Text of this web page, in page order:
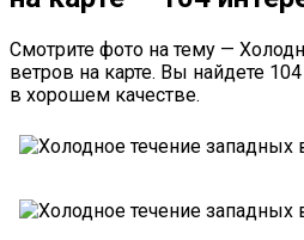
Смотрите фото на тему —
ветров на карте. Вы найдете
в хорошем качестве.